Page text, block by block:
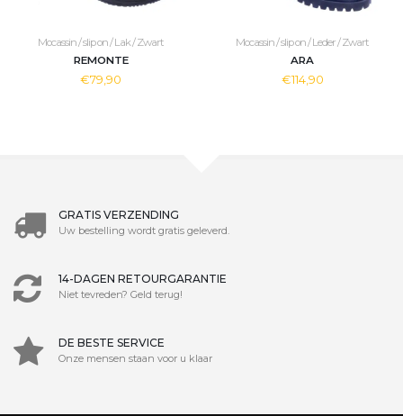
Mocassin / slip on / Lak / Zwart
REMONTE
€79,90
Mocassin / slip on / Leder / Zwart
ARA
€114,90
GRATIS VERZENDING
Uw bestelling wordt gratis geleverd.
14-DAGEN RETOURGARANTIE
Niet tevreden? Geld terug!
DE BESTE SERVICE
Onze mensen staan voor u klaar